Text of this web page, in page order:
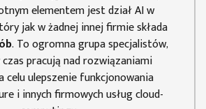
elementem jest dział AI w
jak w żadnej innej firmie składa
. To ogromna grupa specjalistów,
pracują nad rozwiązaniami
celu ulepszenie funkcjonowania
i innych firmowych usług cloud-